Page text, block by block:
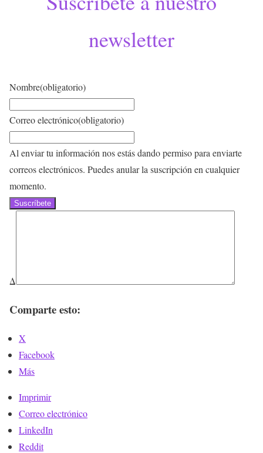
newsletter
Nombre(obligatorio)
Correo electrónico(obligatorio)
Al enviar tu información nos estás dando permiso para enviarte
correos electrónicos. Puedes anular la suscripción en cualquier
momento.
Suscríbete
Δ
Comparte esto:
X
Facebook
Más
Imprimir
Correo electrónico
LinkedIn
Reddit